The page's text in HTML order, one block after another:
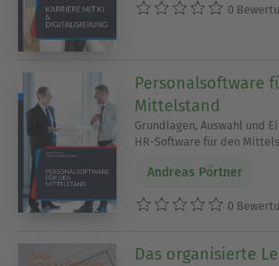
0
Personalsoftware
Mittelstand
Grundlagen, Auswahl und
HR-Software für den
Andreas Pörtner
0
Das organisierte